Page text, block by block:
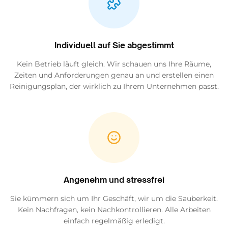
Individuell auf Sie abgestimmt
Kein Betrieb läuft gleich. Wir schauen uns Ihre Räume,
Zeiten und Anforderungen genau an und erstellen einen
Reinigungsplan, der wirklich zu Ihrem Unternehmen passt.
Angenehm und stressfrei
Sie kümmern sich um Ihr Geschäft, wir um die Sauberkeit.
Kein Nachfragen, kein Nachkontrollieren. Alle Arbeiten
einfach regelmäßig erledigt.